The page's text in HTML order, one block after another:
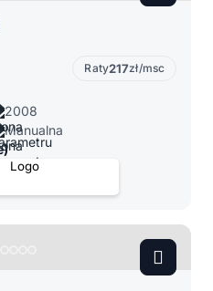
Raty217zł/msc
2008
Manualna